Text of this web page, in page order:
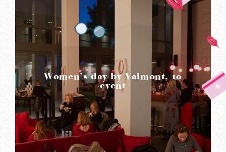
READ MORE
Women’s day by Valmont, το
event